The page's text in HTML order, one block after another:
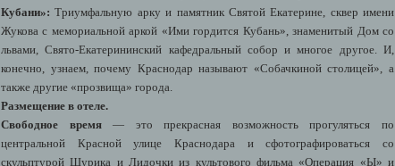
Кубани»: Триумфальную арку и памятник Святой Екатерине, сквер имени
Жукова с мемориальной аркой «Ими гордится Кубань», знаменитый Дом со
львами, Свято-Екатерининский кафедральный собор и многое другое. И,
конечно, узнаем, почему Краснодар называют «Собачкиной столицей», а
также другие «прозвища» города.
Размещение в отеле.
Свободное время— это прекрасная возможность прогуляться по
центральной Красной улице Краснодара и сфотографироваться со
скульптурой Шурика и Лидочки из культового фильма «Операция «Ы» и